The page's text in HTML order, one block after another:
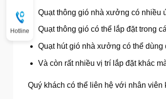
Quạt thông gió nhà xưởng có nhiều
Quạt thông gió có thể lắp đặt trong
Quạt hút gió nhà xưởng có thể
Và còn rất nhiều vị trí lắp đặt khác
Quý khách có thể liên hệ với nhân
Hotline